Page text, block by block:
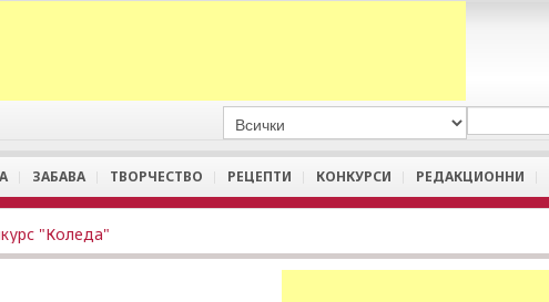
ЗАБАВА ТВОРЧЕСТВО РЕЦЕПТИ КОНКУРСИ РЕДАКЦИОННИ
"Коледа"